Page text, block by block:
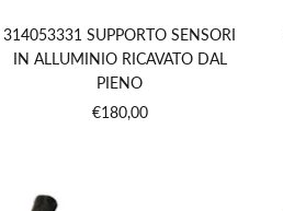
314053331 SUPPORTO SENSORI
IN ALLUMINIO RICAVATO DAL
PIENO
Prezzo
€180,00